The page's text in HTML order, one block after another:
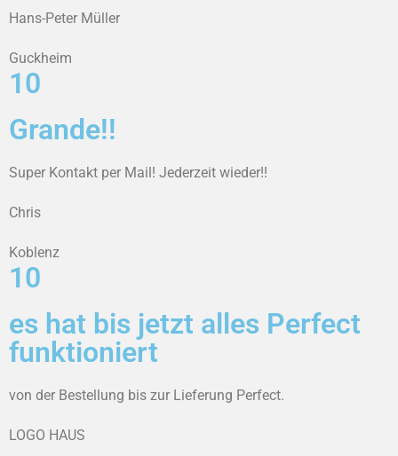
Hans-Peter Müller
Guckheim
10
Grande!!
Super Kontakt per Mail! Jederzeit wieder!!
Chris
Koblenz
10
es hat bis jetzt alles Perfect
funktioniert
von der Bestellung bis zur Lieferung Perfect.
LOGO HAUS